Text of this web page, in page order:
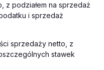
z podziałem na sprzedaż
i sprzedaż
sprzedaży netto, z
stawek